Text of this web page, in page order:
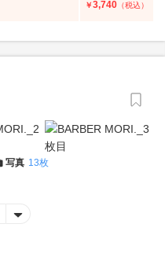
￥3,740 （税込）
写真 13枚